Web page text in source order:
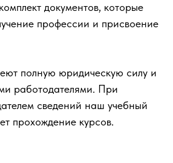
документов, которые
профессии и присвоение
полную юридическую силу и
работодателями. При
сведений наш учебный
прохождение курсов.